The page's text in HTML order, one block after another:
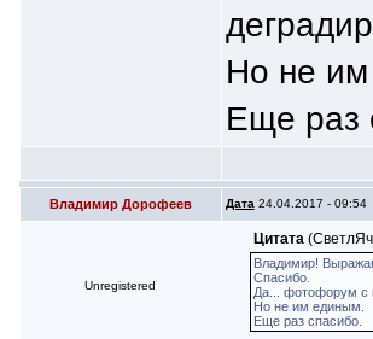
Но не
Еще раз
Владимир Дорофеев Дата 24.04.2017 - 09:54
Unregistered
Цитата
Владимир!
Спасибо.
Да... фотофорум с
Но не им единым.
Еще раз спасибо.